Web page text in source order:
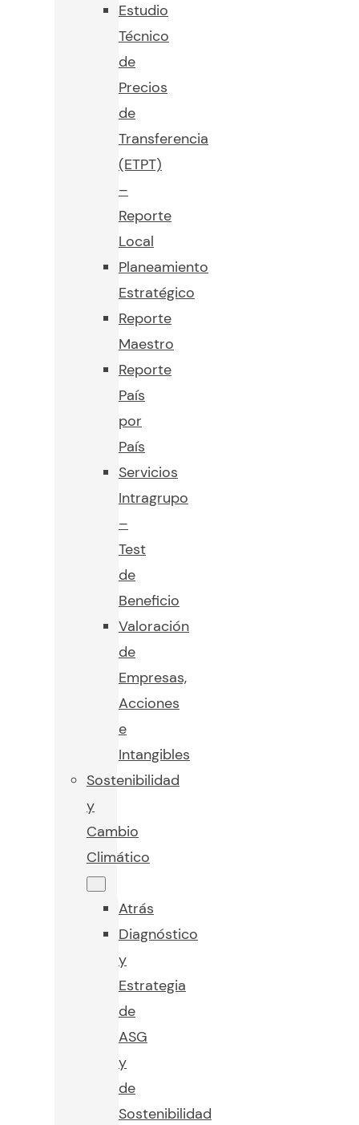
Estudio
Técnico
de
Precios
de
Transferencia
(ETPT)
–
Reporte
Local
Planeamiento
Estratégico
Reporte
Maestro
Reporte
País
por
País
Servicios
Intragrupo
–
Test
de
Beneficio
Valoración
de
Empresas,
Acciones
e
Intangibles
Sostenibilidad
y
Cambio
Climático
Atrás
Diagnóstico
y
Estrategia
de
ASG
y
de
Sostenibilidad